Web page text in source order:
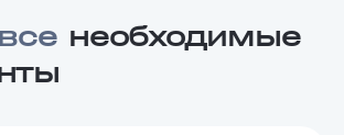
необходимые